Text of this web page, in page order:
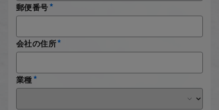
郵便番号
会社の住所
業種